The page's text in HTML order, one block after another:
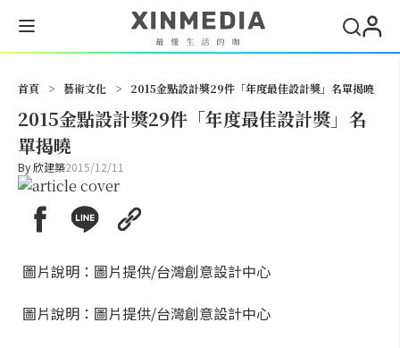
首頁 > 藝術文化 > 2015金點設計獎29件「年度最佳設計獎」名單揭曉
2015金點設計獎29件「年度最佳設計獎」名
單揭曉
By欣建築2015/12/11
圖片說明：圖片提供/台灣創意設計中心
圖片說明：圖片提供/台灣創意設計中心